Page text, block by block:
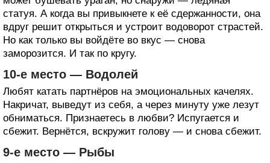
статуя. А когда вы привыкнете к её сдержанности, она
вдруг решит открыться и устроит водоворот страстей.
Но как только вы войдёте во вкус — снова
заморозится. И так по кругу.
10-е место — Водолей
Любят катать партнёров на эмоциональных качелях.
Накричат, выведут из себя, а через минуту уже лезут
обниматься. Признаетесь в любви? Испугается и
сбежит. Вернётся, вскружит голову — и снова сбежит.
9-е место — Рыбы